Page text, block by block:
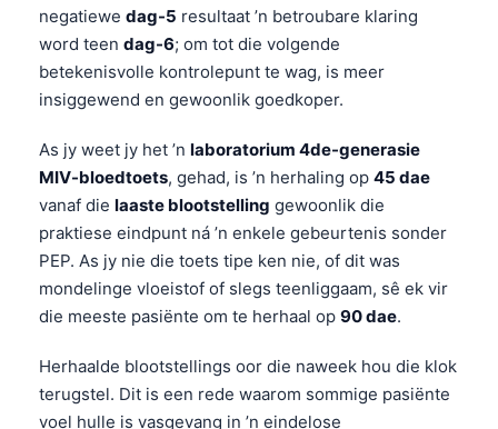
negatiewe dag-5 resultaat ’n betroubare klaring
word teen dag-6; om tot die volgende
betekenisvolle kontrolepunt te wag, is meer
insiggewend en gewoonlik goedkoper.
As jy weet jy het ’n laboratorium 4de-generasie
MIV-bloedtoets, gehad, is ’n herhaling op 45 dae
vanaf die laaste blootstelling gewoonlik die
praktiese eindpunt ná ’n enkele gebeurtenis sonder
PEP. As jy nie die toets tipe ken nie, of dit was
mondelinge vloeistof of slegs teenliggaam, sê ek vir
die meeste pasiënte om te herhaal op 90 dae.
Herhaalde blootstellings oor die naweek hou die klok
terugstel. Dit is een rede waarom sommige pasiënte
voel hulle is vasgevang in ’n eindelose
Bosanski
Azərbaycan dili
日本語
Čeština
ქართული
Русский
Lietuvių kalba
한국어
Slovenščina
Magyar